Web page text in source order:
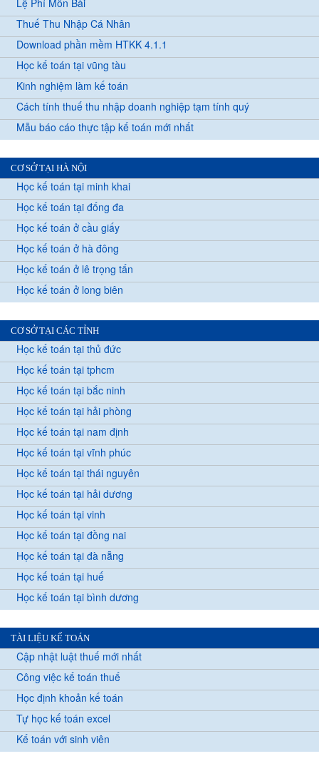
Lệ Phí Môn Bài
Thuế Thu Nhập Cá Nhân
Download phần mềm HTKK 4.1.1
Học kế toán tại vũng tàu
Kinh nghiệm làm kế toán
Cách tính thuế thu nhập doanh nghiệp tạm tính quý
Mẫu báo cáo thực tập kế toán mới nhất
CƠ SỞ TẠI HÀ NỘI
Học kế toán tại minh khai
Học kế toán tại đống đa
Học kế toán ở cầu giấy
Học kế toán ở hà đông
Học kế toán ở lê trọng tấn
Học kế toán ở long biên
CƠ SỞ TẠI CÁC TỈNH
Học kế toán tại thủ đức
Học kế toán tại tphcm
Học kế toán tại bắc ninh
Học kế toán tại hải phòng
Học kế toán tại nam định
Học kế toán tại vĩnh phúc
Học kế toán tại thái nguyên
Học kế toán tại hải dương
Học kế toán tại vinh
Học kế toán tại đồng nai
Học kế toán tại đà nẵng
Học kế toán tại huế
Học kế toán tại bình dương
TÀI LIỆU KẾ TOÁN
Cập nhật luật thuế mới nhất
Công việc kế toán thuế
Học định khoản kế toán
Tự học kế toán excel
Kế toán với sinh viên